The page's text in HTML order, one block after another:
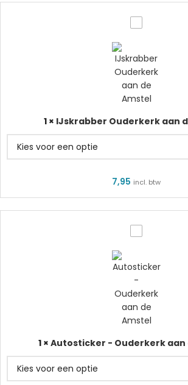
1 × IJskrabber Ouderkerk aan
7,95 incl. btw
Amstel
1 × Autosticker - Ouderkerk aan